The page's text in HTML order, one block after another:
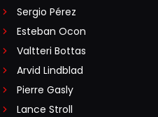
Sergio Pérez
Esteban Ocon
Valtteri Bottas
Arvid Lindblad
Pierre Gasly
Lance Stroll